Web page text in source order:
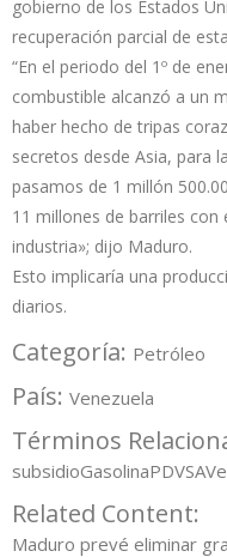
gobierno de los Estados
recuperación parcial de
“En el periodo del 1º de
combustible alcanzó a un
haber hecho de tripas
secretos desde Asia, para
pasamos de 1 millón
11 millones de barriles
industria»; dijo Maduro.
Esto implicaría una
diarios.
Categoría: Petróleo
País: Venezuela
Términos
subsidioGasolinaPDVSA
Related Content:
Maduro prevé eliminar